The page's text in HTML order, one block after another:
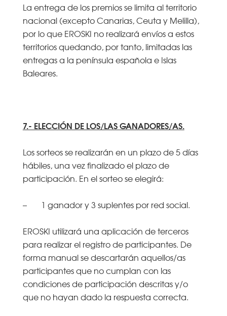
La entrega de los premios se limita al territorio
nacional (excepto Canarias, Ceuta y Melilla),
por lo que EROSKI no realizará envíos a estos
territorios quedando, por tanto, limitadas las
entregas a la península española e Islas
Baleares.
7.- ELECCIÓN DE LOS/LAS GANADORES/AS.
Los sorteos se realizarán en un plazo de 5 días
hábiles, una vez finalizado el plazo de
participación. En el sorteo se elegirá:
– 1 ganador y 3 suplentes por red social.
EROSKI utilizará una aplicación de terceros
para realizar el registro de participantes. De
forma manual se descartarán aquellos/as
participantes que no cumplan con las
condiciones de participación descritas y/o
que no hayan dado la respuesta correcta.